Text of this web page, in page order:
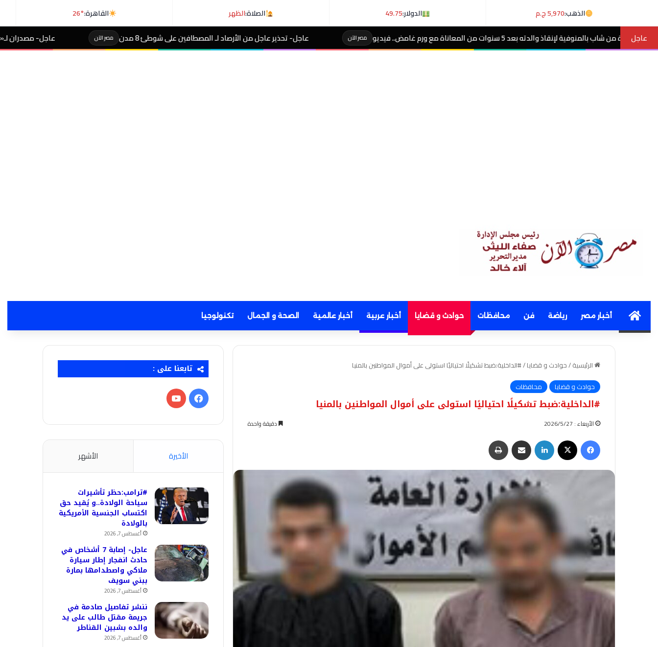
الذهب:5,970 ج.م الدولار:49.75 الصلاة:الظهر القاهرة:26°
عاجل
من المعاناة مع ورم غامض.. فيديو مصر الآن عاجل- تحذير عاجل من الأرصاد لـ المصطافين على شوطئ 8 مدن مصر الآن عاجل- مصدران لـ«رويترز»: السعودية
Homeأخبار مصر رياضة فن محافظات حوادث و قضايا أخبار عربية أخبار عالمية الصحة و الجمال تكنولوجيا
الرئيسية/حوادث و قضايا/#الداخلية:ضبط تشكيلًا احتياليًا استولى على أموال المواطنين بالمنيا
حوادث و قضايا
محافظات
#الداخلية:ضبط تشكيلًا احتياليًا استولى على أموال المواطنين بالمنيا
الأربعاء : 2026/5/27 دقيقة واحدة
فيسبوك لينكدإن مشاركة عبر البريد
تابعنا على :
فيسبوك‫YouTube
الأخيرة الأشهر
#ترامب:حظر تأشيرات
سياحة الولادة..و يُقيد حق
اكتساب الجنسية الأمريكية
بالولادة
أغسطس 7, 2026
عاجل- إصابة 7 أشخاص في
حادث انفجار إطار سيارة
ملاكي واصطدامها بمارة
ببني سويف
أغسطس 7, 2026
ننشر تفاصيل صادمة في
جريمة مقتل طالب على يد
والده بشبين القناطر
أغسطس 7, 2026